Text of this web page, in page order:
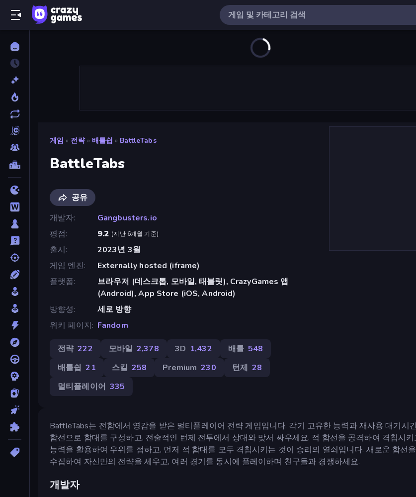
게임 » 전략 » 배틀쉽 » BattleTabs
BattleTabs
공유
개발자
Gangbusters.io
평점
9.2 (지난 6개월 기준)
출시
2023년 3월
게임 엔진
Externally hosted (iframe)
플랫폼
브라우저 (데스크톱, 모바일, 태블릿), CrazyGames 앱
(Android), App Store (iOS, Android)
방향성
세로 방향
위키 페이지
Fandom
전략 222 모바일 2,378 3D 1,432 배틀 548
배틀쉽 21 스킬 258 Premium 230 턴제 28
멀티플레이어 335
BattleTabs는 전함에서 영감을 받은 멀티플레이어 전략 게임입니다. 각기 고유한 능력과 재사용 대기시
함선으로 함대를 구성하고, 전술적인 턴제 전투에서 상대와 맞서 싸우세요. 적 함선을 공격하여 격침시키
능력을 활용하여 우위를 점하고, 먼저 적 함대를 모두 격침시키는 것이 승리의 열쇠입니다. 새로운 함선
수집하여 자신만의 전략을 세우고, 여러 경기를 동시에 플레이하며 친구들과 경쟁하세요.
개발자